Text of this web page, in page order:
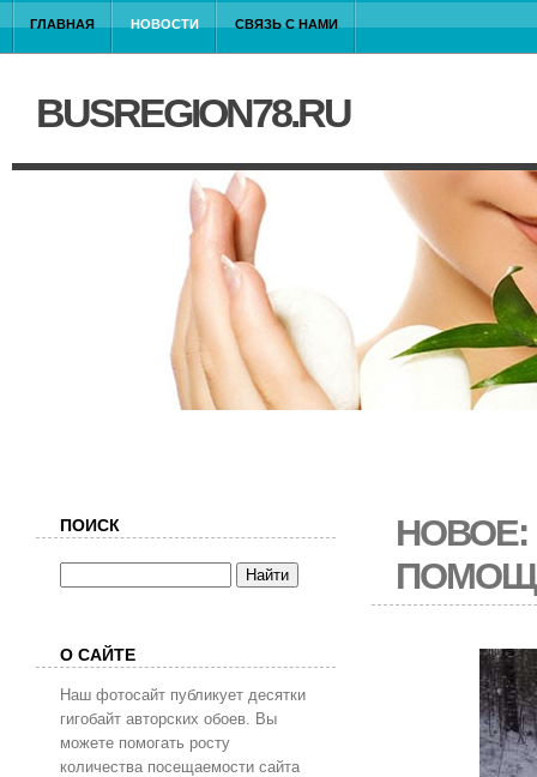
ГЛАВНАЯ НОВОСТИ СВЯЗЬ С НАМИ
BUSREGION78.RU
НОВОЕ:
ПОИСК
О САЙТЕ
Наш фотосайт публикует десятки
гигобайт авторских обоев. Вы
можете помогать росту
количества посещаемости сайта